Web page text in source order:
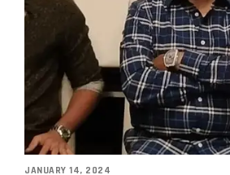
JANUARY 14, 2024